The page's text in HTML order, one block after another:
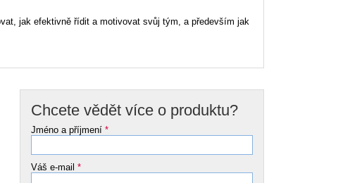
jak efektivně řídit a motivovat svůj tým, a především jak
Chcete vědět více o produktu?
Jméno a příjmení*
Váš e-mail*